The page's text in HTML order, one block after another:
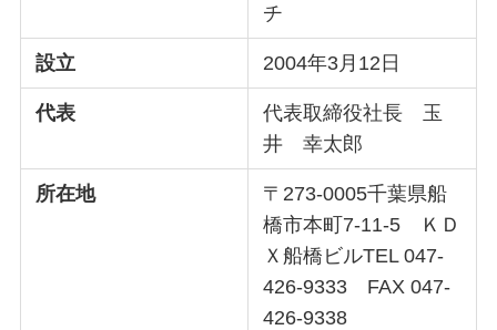
チ
設立 2004年3月12日
代表
代表取締役社長 玉
井 幸太郎
所在地
〒273-0005千葉県船
橋市本町7-11-5 ＫＤ
Ｘ船橋ビルTEL 047-
426-9333 FAX 047-
426-9338